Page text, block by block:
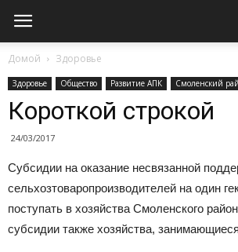
Домой Здоровье
Здоровье Общество Развитие АПК Смоленский
Короткой строкой
24/03/2017
Субсидии на оказание несвязанной
сельхозтоваропроизводителей на один
поступать в хозяйства Смоленского
субсидии также хозяйства,